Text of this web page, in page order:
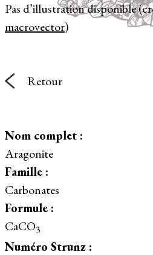
Pas d’illustration disponible
macrovector)
Retour
Nom complet :
Aragonite
Famille :
Carbonates
Formule :
CaCO3
Numéro Strunz :